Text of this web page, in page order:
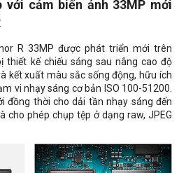
với cảm biến ảnh 33MP mới
R 33MP được phát triển mới trên
thiết kế chiếu sáng sau nâng cao độ
kết xuất màu sắc sống động, hữu ích
vi nhạy sáng cơ bản ISO 100-51200.
đồng thời cho dải tần nhạy sáng đến
cho phép chụp tệp ở dạng raw, JPEG